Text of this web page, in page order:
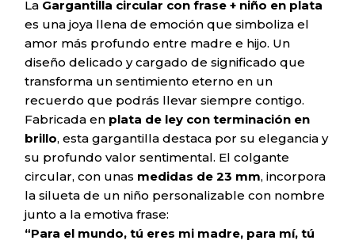
La Gargantilla circular con frase + niño en plata
es una joya llena de emoción que simboliza el
amor más profundo entre madre e hijo. Un
diseño delicado y cargado de significado que
transforma un sentimiento eterno en un
recuerdo que podrás llevar siempre contigo.
Fabricada en plata de ley con terminación en
brillo, esta gargantilla destaca por su elegancia y
su profundo valor sentimental. El colgante
circular, con unas medidas de 23 mm, incorpora
la silueta de un niño personalizable con nombre
junto a la emotiva frase:
“Para el mundo, tú eres mi madre, para mí, tú